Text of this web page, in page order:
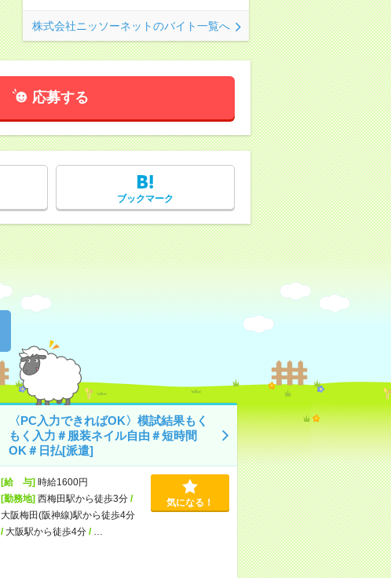
株式会社ニッソーネットのバイト一覧へ
応募する
ブックマーク
〈PC入力できればOK〉模試結果もく
もく入力＃服装ネイル自由＃短時間
OK＃日払[派遣]
[給 与]時給1600円
[勤務地]西梅田駅から徒歩3分/
大阪梅田(阪神線)駅から徒歩4分
/ 大阪駅から徒歩4分/
気になる！